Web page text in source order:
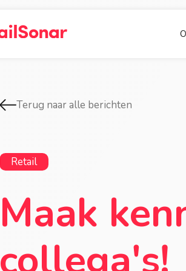
Terug naar alle berichten
Retail
Maak